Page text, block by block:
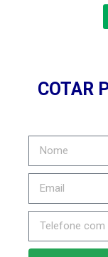
COTAR